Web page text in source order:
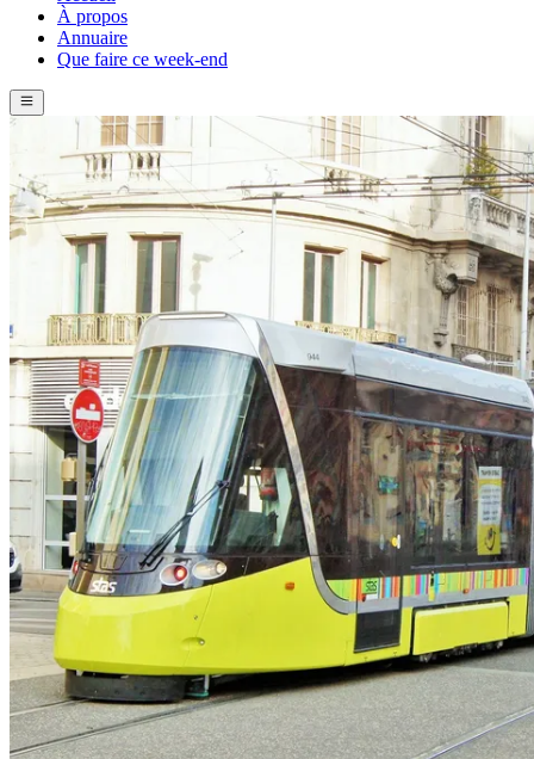
À propos
Annuaire
Que faire ce week-end